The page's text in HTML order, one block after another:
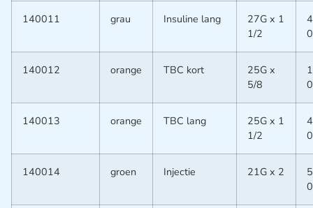
140011 grau Insuline lang
27G x 1
1/2
140012 orange TBC kort
25G x
5/8
140013 orange TBC lang
25G x 1
1/2
140014 groen Injectie 21G x 2